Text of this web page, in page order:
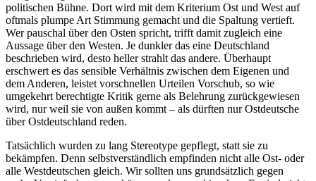
politischen Bühne. Dort wird mit dem Kriterium Ost und West auf
oftmals plumpe Art Stimmung gemacht und die Spaltung vertieft.
Wer pauschal über den Osten spricht, trifft damit zugleich eine
Aussage über den Westen. Je dunkler das eine Deutschland
beschrieben wird, desto heller strahlt das andere. Überhaupt
erschwert es das sensible Verhältnis zwischen dem Eigenen und
dem Anderen, leistet vorschnellen Urteilen Vorschub, so wie
umgekehrt berechtigte Kritik gerne als Belehrung zurückgewiesen
wird, nur weil sie von außen kommt – als dürften nur Ostdeutsche
über Ostdeutschland reden.
Tatsächlich wurden zu lang Stereotype gepflegt, statt sie zu
bekämpfen. Denn selbstverständlich empfinden nicht alle Ost- oder
alle Westdeutschen gleich. Wir sollten uns grundsätzlich gegen